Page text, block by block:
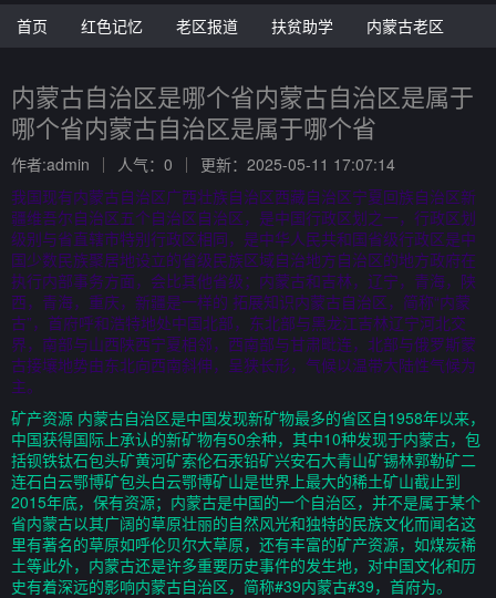
首页 红色记忆 老区报道 扶贫助学 内蒙古老区
内蒙古自治区是哪个省内蒙古自治区是属于
哪个省内蒙古自治区是属于哪个省
作者:admin 人气：0
更新：2025-05-11 17:07:14
我国现有内蒙古自治区广西壮族自治区西藏自治区宁夏回族自治区新
疆维吾尔自治区五个自治区自治区，是中国行政区划之一，行政区划
级别与省直辖市特别行政区相同，是中华人民共和国省级行政区是中
国少数民族聚居地设立的省级民族区域自治地方自治区的地方政府在
执行内部事务方面，会比其他省级；内蒙古和吉林，辽宁，青海，陕
西，青海，重庆，新疆是一样的 拓展知识内蒙古自治区，简称“内蒙
古”，首府呼和浩特地处中国北部，东北部与黑龙江吉林辽宁河北交
界，南部与山西陕西宁夏相邻，西南部与甘肃毗连，北部与俄罗斯蒙
古接壤地势由东北向西南斜伸，呈狭长形，气候以温带大陆性气候为
主。
矿产资源 内蒙古自治区是中国发现新矿物最多的省区自1958年以来，
中国获得国际上承认的新矿物有50余种，其中10种发现于内蒙古，包
括钡铁钛石包头矿黄河矿索伦石汞铅矿兴安石大青山矿锡林郭勒矿二
连石白云鄂博矿包头白云鄂博矿山是世界上最大的稀土矿山截止到
2015年底，保有资源；内蒙古是中国的一个自治区，并不是属于某个
省内蒙古以其广阔的草原壮丽的自然风光和独特的民族文化而闻名这
里有著名的草原如呼伦贝尔大草原，还有丰富的矿产资源，如煤炭稀
土等此外，内蒙古还是许多重要历史事件的发生地，对中国文化和历
史有着深远的影响内蒙古自治区，简称#39内蒙古#39，首府为。